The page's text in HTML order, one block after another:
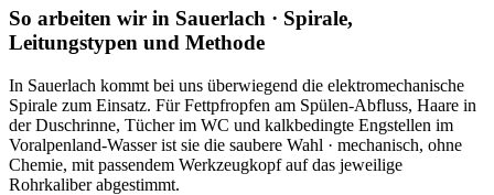
So arbeiten wir in Sauerlach · Spirale,
Leitungstypen und Methode
In Sauerlach kommt bei uns überwiegend die elektromechanische
Spirale zum Einsatz. Für Fettpfropfen am Spülen-Abfluss, Haare in
der Duschrinne, Tücher im WC und kalkbedingte Engstellen im
Voralpenland-Wasser ist sie die saubere Wahl · mechanisch, ohne
Chemie, mit passendem Werkzeugkopf auf das jeweilige
Rohrkaliber abgestimmt.